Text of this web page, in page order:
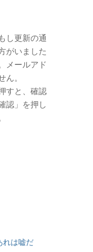
し更新の通
がいました
メールアド
。
すと、確認
認」を押し
れは嘘だ